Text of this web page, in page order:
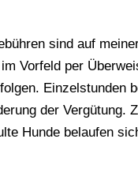
sind auf
Vorfeld per
Einzelstunden
der Vergütung.
Hunde belaufen